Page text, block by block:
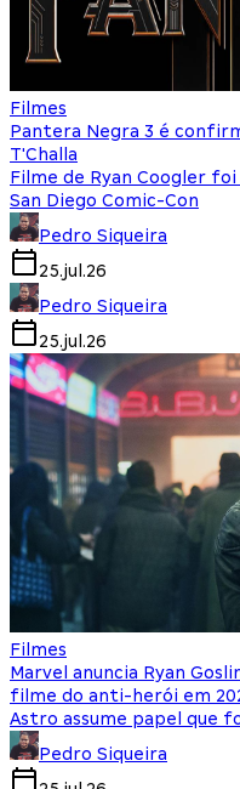
Filmes
Pantera Negra 3 é
T'Challa
Filme de Ryan Coogler
San Diego Comic-Con
Pedro Siqueira
25.jul.26
Pedro Siqueira
25.jul.26
Filmes
Marvel anuncia Ryan
filme do anti-herói em
Astro assume papel que
Pedro Siqueira